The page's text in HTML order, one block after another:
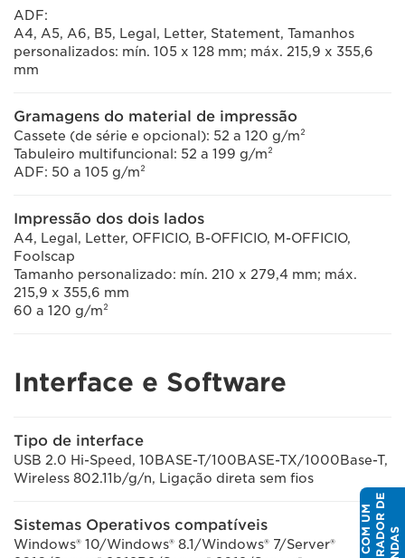
ADF:
A4, A5, A6, B5, Legal, Letter, Statement, Tamanhos
personalizados: mín. 105 x 128 mm; máx. 215,9 x 355,6
mm
Gramagens do material de impressão
Cassete (de série e opcional): 52 a 120 g/m²
Tabuleiro multifuncional: 52 a 199 g/m²
ADF: 50 a 105 g/m²
Impressão dos dois lados
A4, Legal, Letter, OFFICIO, B-OFFICIO, M-OFFICIO,
Foolscap
Tamanho personalizado: mín. 210 x 279,4 mm; máx.
215,9 x 355,6 mm
60 a 120 g/m²
Interface e Software
Tipo de interface
USB 2.0 Hi-Speed, 10BASE-T/100BASE-TX/1000Base-T,
Wireless 802.11b/g/n, Ligação direta sem fios
Sistemas Operativos compatíveis
Windows® 10/Windows® 8.1/Windows® 7/Server®